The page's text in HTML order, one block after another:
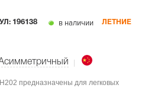
196138 в наличии ЛЕТНИЕ
предназначены для легковых